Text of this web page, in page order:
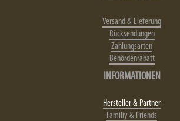
Versand & Lieferung
Rücksendungen
Zahlungsarten
Behördenrabatt
INFORMATIONEN
Hersteller & Partner
Familiy & Friends